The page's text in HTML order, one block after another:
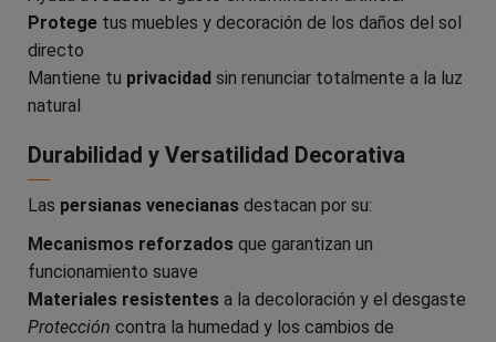
Protege tus muebles y decoración de los daños del sol
directo
Mantiene tu privacidad sin renunciar totalmente a la luz
natural
Durabilidad y Versatilidad Decorativa
Las persianas venecianas destacan por su:
Mecanismos reforzados que garantizan un
funcionamiento suave
Materiales resistentes a la decoloración y el desgaste
Protección contra la humedad y los cambios de